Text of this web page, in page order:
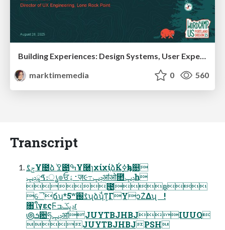
marktimemedia
0 560
Transcript
ݮࡂҰ೔ձٞ ߐ౉ߒҰ࿠ɿχίχίֶձЌ࣮ߦҕһ௕
ࠃཱݚڀ։ൃ๏ਓ࢈ۀٕज़૯߹ݚڀॴओ೚ݚڀһ
౔ʙ
ୈճʮ*5ʷࡂ֐ʯձٞʮͭͳ͕ΓYͻΖ͛Δʯ !
৘ใγεςϜݚڀػߏɾ
౷ܭ਺ཧݚڀॴJUYTBJHBJIUUQ
JUYTBJHBJPSH